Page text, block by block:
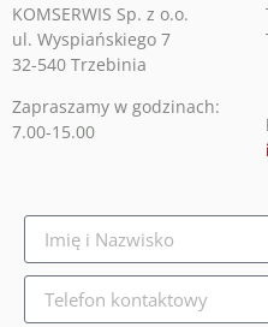
KOMSERWIS Sp. z o.o.
ul. Wyspiańskiego 7
32-540 Trzebinia
Zapraszamy w godzinach:
7.00-15.00